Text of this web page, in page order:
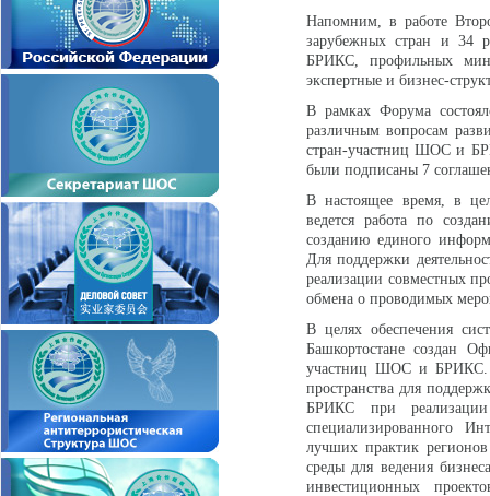
Напомним, в работе
зарубежных стран и 34
БРИКС, профильных
экспертные и бизнес-
В рамках Форума
различным вопросам
стран-участниц ШОС и
были подписаны 7
В настоящее время, в
ведется работа по
созданию единого
Для поддержки
реализации совместных
обмена о проводимых
В целях обеспечения
Башкортостане создан
участниц ШОС и БРИКС.
пространства для
БРИКС при
специализированного
лучших практик
среды для ведения
инвестиционных